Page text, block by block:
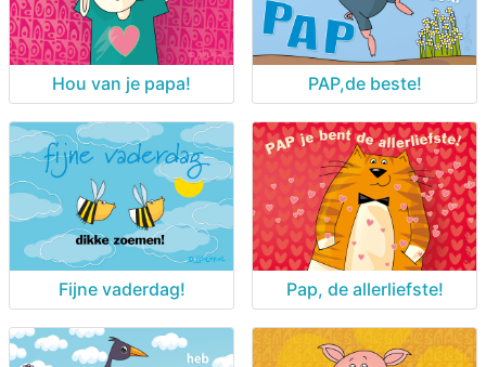
Hou van je papa! PAP,de beste!
Fijne vaderdag! Pap, de allerliefste!